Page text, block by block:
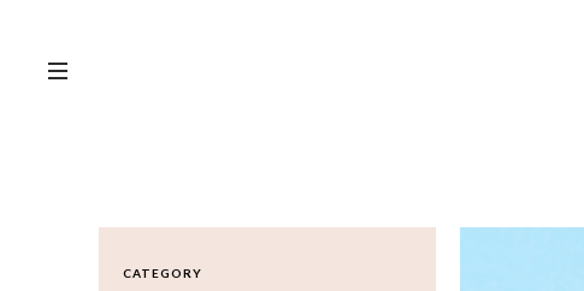
CATEGORY